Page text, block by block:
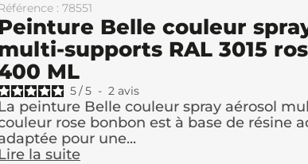
: 78551
Belle couleur
supports RAL 3015
ML
5/5 - 2 avis
La peinture Belle couleur spray aérosol
rose bonbon est à base de résine
pour une...
Lire la suite